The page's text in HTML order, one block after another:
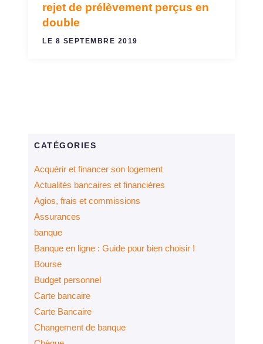
rejet de prélèvement perçus en
double
LE 8 SEPTEMBRE 2019
CATÉGORIES
Acquérir et financer son logement
Actualités bancaires et financières
Agios, frais et commissions
Assurances
banque
Banque en ligne : Guide pour bien choisir !
Bourse
Budget personnel
Carte bancaire
Carte Bancaire
Changement de banque